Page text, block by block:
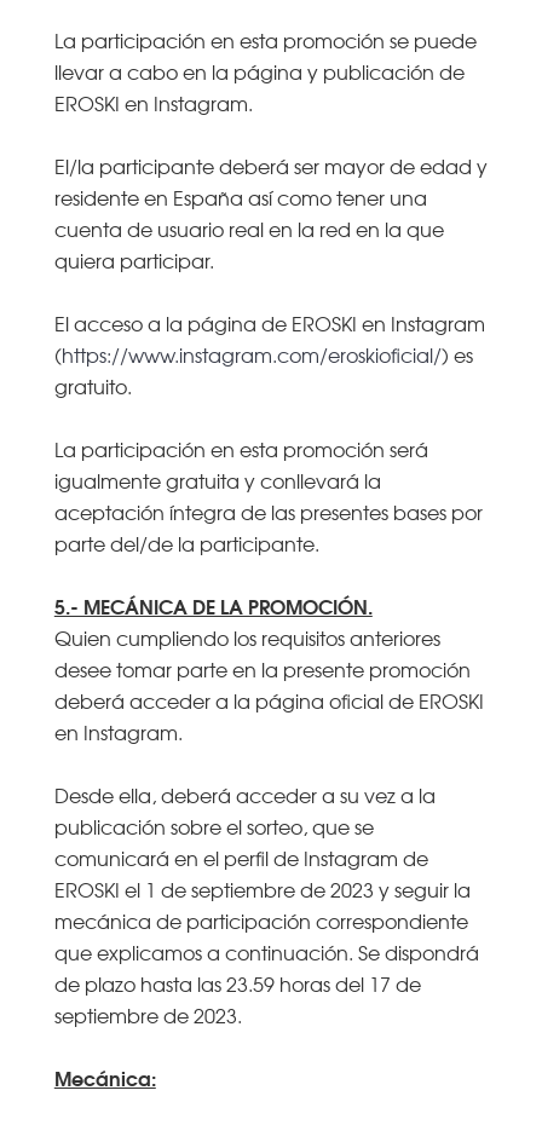
La participación en esta promoción se puede
llevar a cabo en la página y publicación de
EROSKI en Instagram.
El/la participante deberá ser mayor de edad y
residente en España así como tener una
cuenta de usuario real en la red en la que
quiera participar.
El acceso a la página de EROSKI en Instagram
(https://www.instagram.com/eroskioficial/) es
gratuito.
La participación en esta promoción será
igualmente gratuita y conllevará la
aceptación íntegra de las presentes bases por
parte del/de la participante.
5.- MECÁNICA DE LA PROMOCIÓN.
Quien cumpliendo los requisitos anteriores
desee tomar parte en la presente promoción
deberá acceder a la página oficial de EROSKI
en Instagram.
Desde ella, deberá acceder a su vez a la
publicación sobre el sorteo, que se
comunicará en el perfil de Instagram de
EROSKI el 1 de septiembre de 2023 y seguir la
mecánica de participación correspondiente
que explicamos a continuación. Se dispondrá
de plazo hasta las 23.59 horas del 17 de
septiembre de 2023.
Mecánica: